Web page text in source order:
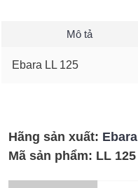
Mô tả
Ebara LL 125
Hãng sản xuất: Ebara
Mã sản phẩm: LL 125